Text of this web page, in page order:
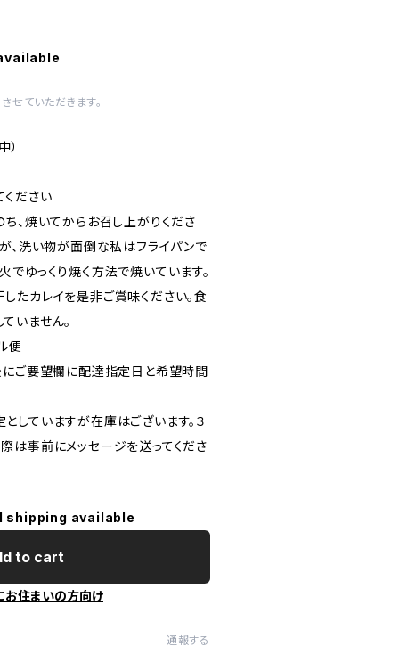
せていただきます。
ださい
、焼いてからお召し上がりくださ
、洗い物が面倒な私はフライパンで
ゆっくり焼く方法で焼いています。
たカレイを是非ご賞味ください。食
いません。
便
ご要望欄に配達指定日と希望時間
ていますが在庫はございます。３
は事前にメッセージを送ってくださ
shipping available
to cart
お住まいの方向け
通報する